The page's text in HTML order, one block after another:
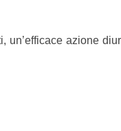
un’efficace azione